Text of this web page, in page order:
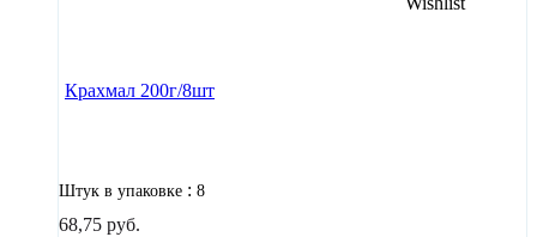
Крахмал 200г/8шт
Штук в упаковке : 8
68,75 руб.